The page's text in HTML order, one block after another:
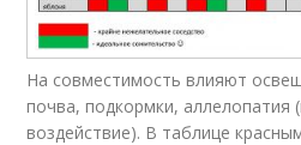
На совместимость влияют
почва, подкормки, аллелопатия
воздействие). В таблице